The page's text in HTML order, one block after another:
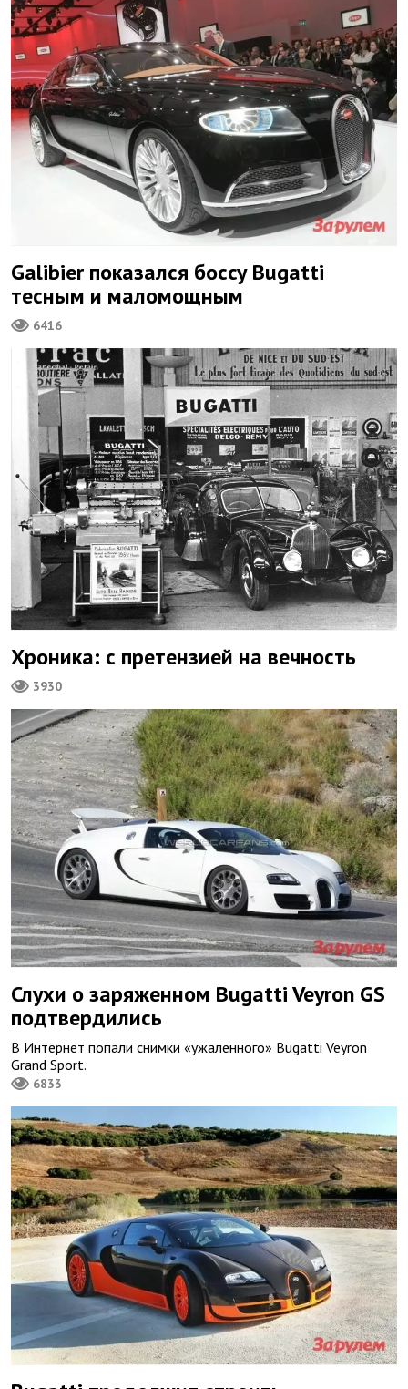
Galibier показался боссу Bugatti
тесным и маломощным
6416
Хроника: с претензией на вечность
3930
Слухи о заряженном Bugatti Veyron GS
подтвердились
В Интернет попали снимки «ужаленного» Bugatti Veyron
Grand Sport.
6833